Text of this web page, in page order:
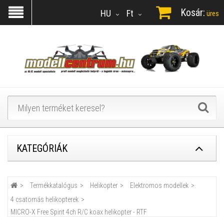
Ft
HU Kosár: üres
KATEGÓRIÁK
Termékkatalógus Helikopter
Elektromos modellek
4 csatornás helikopterek
MICRO-X Free Spirit 4ch R/C koax helikopter - RTF